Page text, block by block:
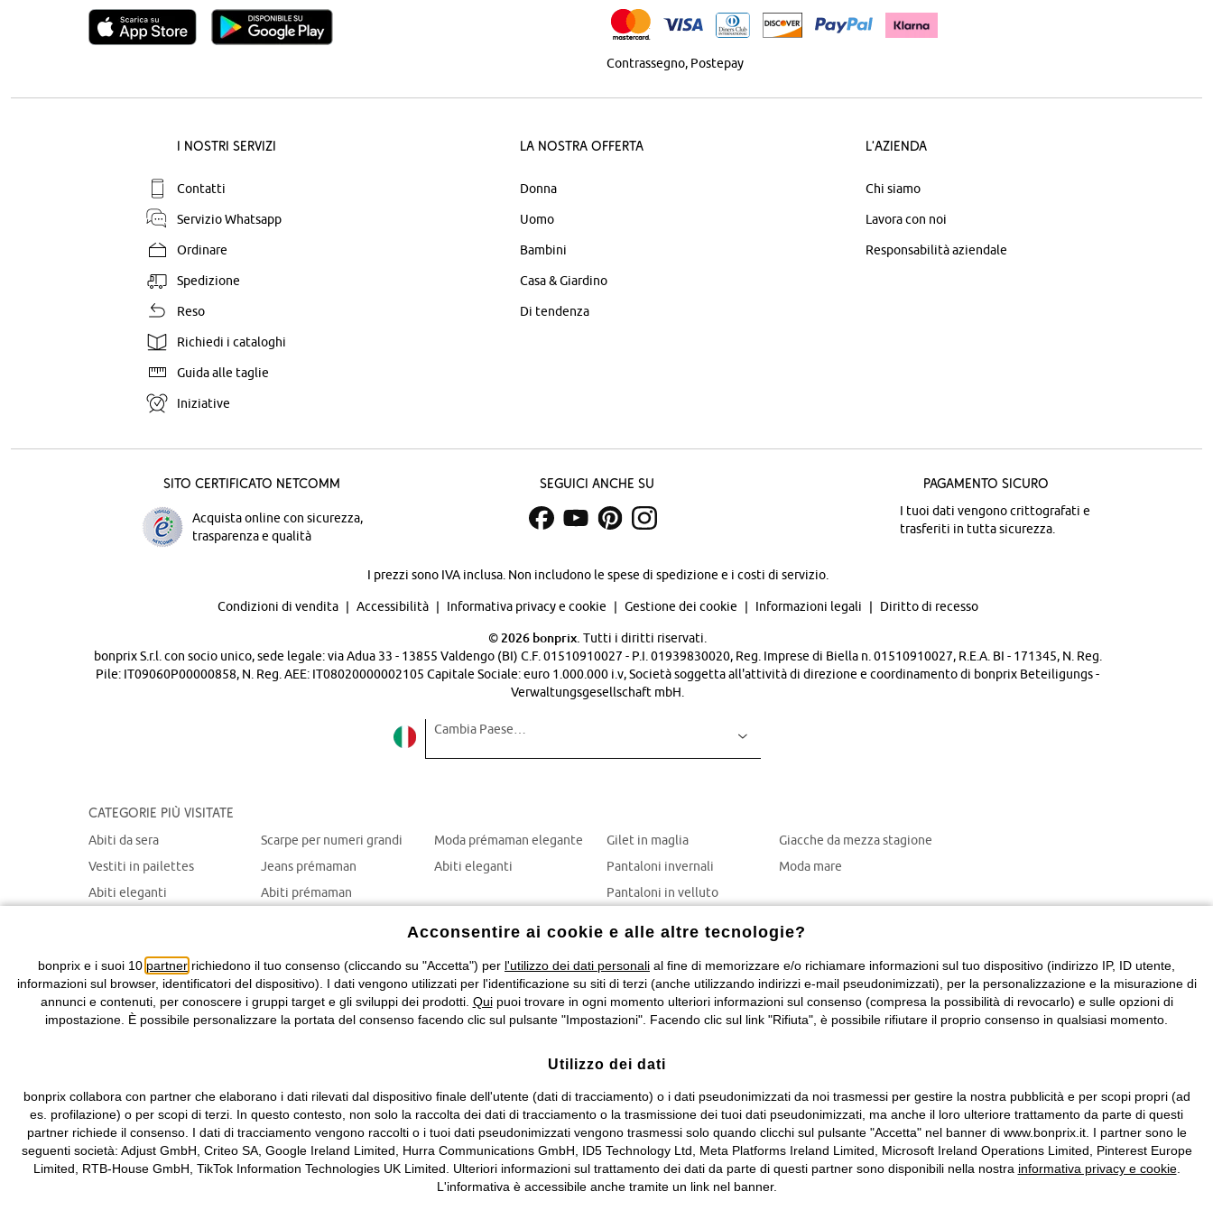
Contrassegno Postepay
I nostri servizi
Contatti
Servizio Whatsapp
Ordinare
Spedizione
Reso
Richiedi i cataloghi
Guida alle taglie
Iniziative
La nostra offerta
Donna
Uomo
Bambini
Casa & Giardino
Di tendenza
L'azienda
Chi siamo
Lavora con noi
Responsabilità aziendale
Sito certificato Netcomm
Acquista online con sicurezza,
trasparenza e qualità
Seguici anche su Pagamento sicuro
I tuoi dati vengono crittografati e
trasferiti in tutta sicurezza.
I prezzi sono IVA inclusa. Non includono le spese di spedizione e i costi di servizio.
Condizioni di vendita Accessibilità Informativa privacy e cookie Gestione dei cookie Informazioni legali Diritto di recesso
© 2026 bonprix. Tutti i diritti riservati.
bonprix S.r.l. con socio unico, sede legale: via Adua 33 - 13855 Valdengo (BI) C.F. 01510910027 - P.I. 01939830020, Reg. Imprese di Biella n. 01510910027, R.E.A. BI - 171345, N. Reg.
Pile: IT09060P00000858, N. Reg. AEE: IT08020000002105 Capitale Sociale: euro 1.000.000 i.v, Società soggetta all'attività di direzione e coordinamento di bonprix Beteiligungs -
Verwaltungsgesellschaft mbH.
Cambia Paese…
Categorie più visitate
Abiti da sera
Vestiti in pailettes
Abiti eleganti
Scarpe per numeri grandi
Jeans prémaman
Abiti prémaman
Moda prémaman elegante
Abiti eleganti
Gilet in maglia
Pantaloni invernali
Pantaloni in velluto
Giacche da mezza stagione
Moda mare
Acconsentire ai cookie e alle altre tecnologie?
bonprix e i suoi 10 partner richiedono il tuo consenso (cliccando su "Accetta") per l'utilizzo dei dati personali al fine di memorizzare e/o richiamare informazioni sul tuo dispositivo (indirizzo IP, ID utente,
informazioni sul browser, identificatori del dispositivo). I dati vengono utilizzati per l'identificazione su siti di terzi (anche utilizzando indirizzi e-mail pseudonimizzati), per la personalizzazione e la misurazione di
annunci e contenuti, per conoscere i gruppi target e gli sviluppi dei prodotti. Quipuoi trovare in ogni momento ulteriori informazioni sul consenso (compresa la possibilità di revocarlo) e sulle opzioni di
impostazione. È possibile personalizzare la portata del consenso facendo clic sul pulsante "Impostazioni". Facendo clic sul link "Rifiuta", è possibile rifiutare il proprio consenso in qualsiasi momento.
Utilizzo dei dati
bonprix collabora con partner che elaborano i dati rilevati dal dispositivo finale dell'utente (dati di tracciamento) o i dati pseudonimizzati da noi trasmessi per gestire la nostra pubblicità e per scopi propri (ad
es. profilazione) o per scopi di terzi. In questo contesto, non solo la raccolta dei dati di tracciamento o la trasmissione dei tuoi dati pseudonimizzati, ma anche il loro ulteriore trattamento da parte di questi
partner richiede il consenso. I dati di tracciamento vengono raccolti o i tuoi dati pseudonimizzati vengono trasmessi solo quando clicchi sul pulsante "Accetta" nel banner di www.bonprix.it. I partner sono le
seguenti società: Adjust GmbH, Criteo SA, Google Ireland Limited, Hurra Communications GmbH, ID5 Technology Ltd, Meta Platforms Ireland Limited, Microsoft Ireland Operations Limited, Pinterest Europe
Limited, RTB-House GmbH, TikTok Information Technologies UK Limited. Ulteriori informazioni sul trattamento dei dati da parte di questi partner sono disponibili nella nostra informativa privacy e cookie.
L'informativa è accessibile anche tramite un link nel banner.